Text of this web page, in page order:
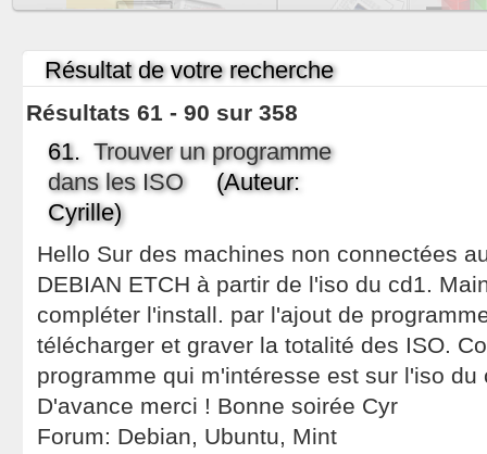
Résultat de votre recherche
Résultats 61 - 90 sur 358
61. Trouver un programme
dans les ISO(Auteur:
Cyrille)
Hello Sur des machines non connectées
DEBIAN ETCH à partir de l'iso du cd1.
compléter l'install. par l'ajout de
télécharger et graver la totalité des ISO.
programme qui m'intéresse est sur l'iso du
D'avance merci ! Bonne soirée Cyr
Forum: Debian, Ubuntu, Mint